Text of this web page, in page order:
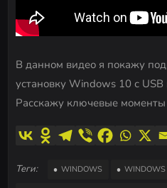
В данном видео я покажу
установку Windows 10 с
Расскажу ключевые
Теги: WINDOWS